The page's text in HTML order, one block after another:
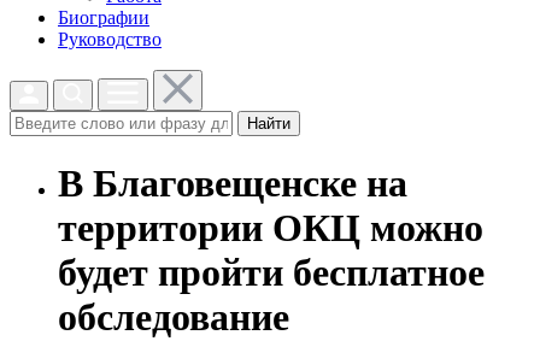
Биографии
Руководство
Найти
В Благовещенске на
территории ОКЦ можно
будет пройти бесплатное
обследование